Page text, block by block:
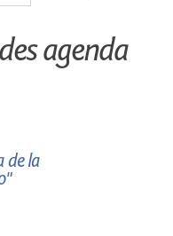
agenda
de la